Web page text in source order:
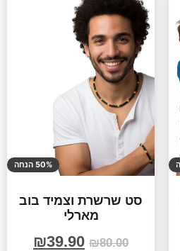
50% הנחה
סט שרשרת וצמיד בוב
מארלי
₪80.00
₪39.90